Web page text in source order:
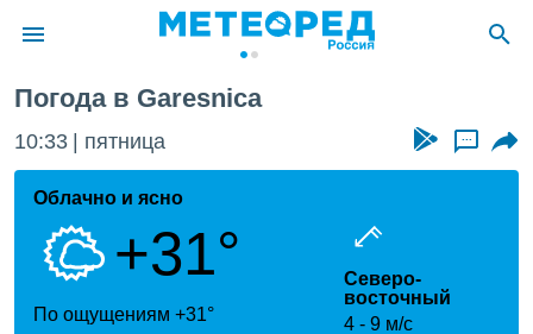
о
Вы можете
Погода в Garesnica
10:33 пятница ...
Облачно и ясно
+31°
По ощущениям +31°
Северо-
восточный
4
9 м/с